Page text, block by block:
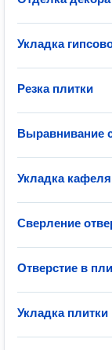
Укладка
Резка плитки
Выравнивание
Укладка кафеля
Сверление
Отверстие в
Укладка